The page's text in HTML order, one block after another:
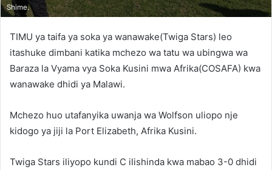
Shime.
TIMU ya taifa ya soka ya wanawake(Twiga Stars) leo
itashuke dimbani katika mchezo wa tatu wa ubingwa wa
Baraza la Vyama vya Soka Kusini mwa Afrika(COSAFA) kwa
wanawake dhidi ya Malawi.
Mchezo huo utafanyika uwanja wa Wolfson uliopo nje
kidogo ya jiji la Port Elizabeth, Afrika Kusini.
Twiga Stars iliyopo kundi C ilishinda kwa mabao 3-0 dhidi